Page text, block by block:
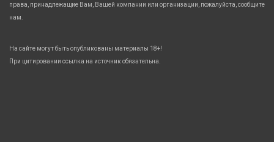
права, принадлежащие Вам, Вашей компании или организации, пожалуйста, сообщите
нам.
На сайте могут быть опубликованы материалы 18+!
При цитировании ссылка на источник обязательна.